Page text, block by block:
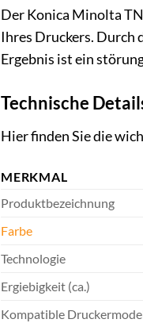
Der Konica Minolta
Ihres Druckers. Durch
Ergebnis ist ein
Technische
Hier finden Sie die
MERKMAL
Produktbezeichnung
Farbe
Technologie
Ergiebigkeit (ca.)
Kompatible